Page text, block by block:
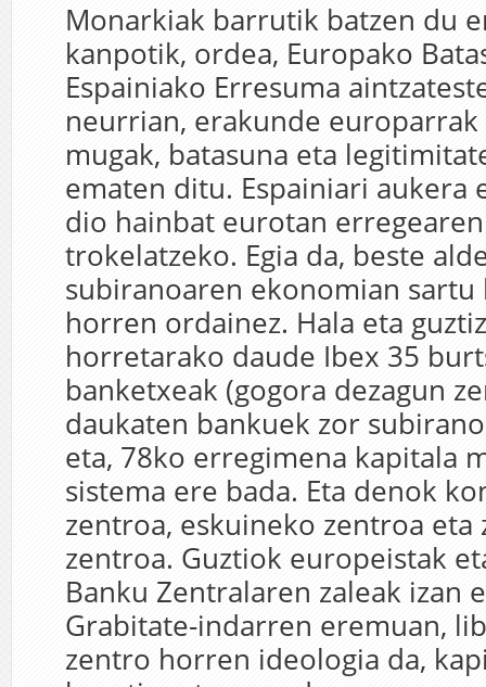
Monarkiak barrutik batzen du
kanpotik, ordea, Europako
Espainiako Erresuma
neurrian, erakunde
mugak, batasuna eta
ematen ditu. Espainiari aukera
dio hainbat eurotan
trokelatzeko. Egia da, beste
subiranoaren ekonomian sartu
horren ordainez. Hala eta
horretarako daude Ibex 35
banketxeak (gogora dezagun
daukaten bankuek zor
eta, 78ko erregimena kapitala
sistema ere bada. Eta denok
zentroa, eskuineko zentroa eta
zentroa. Guztiok europeistak
Banku Zentralaren zaleak izan
Grabitate-indarren eremuan,
zentro horren ideologia da,